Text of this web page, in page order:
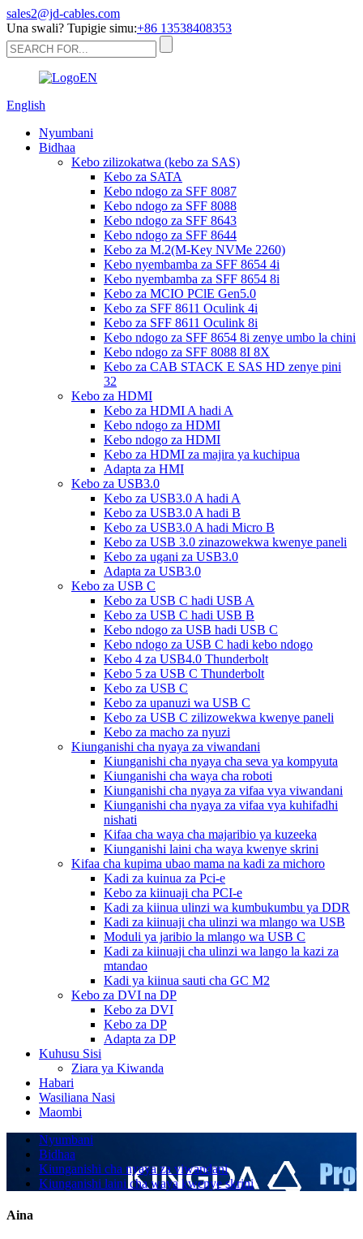
sales2@jd-cables.com
Una swali? Tupigie simu:+86 13538408353
English
Nyumbani
Bidhaa
Kebo zilizokatwa (kebo za SAS)
Kebo za SATA
Kebo ndogo za SFF 8087
Kebo ndogo za SFF 8088
Kebo ndogo za SFF 8643
Kebo ndogo za SFF 8644
Kebo za M.2(M-Key NVMe 2260)
Kebo nyembamba za SFF 8654 4i
Kebo nyembamba za SFF 8654 8i
Kebo za MCIO PClE Gen5.0
Kebo za SFF 8611 Oculink 4i
Kebo za SFF 8611 Oculink 8i
Kebo ndogo za SFF 8654 8i zenye umbo la chini
Kebo ndogo za SFF 8088 8I 8X
Kebo za CAB STACK E SAS HD zenye pini
32
Kebo za HDMI
Kebo za HDMI A hadi A
Kebo ndogo za HDMI
Kebo ndogo za HDMI
Kebo za HDMI za majira ya kuchipua
Adapta za HMI
Kebo za USB3.0
Kebo za USB3.0 A hadi A
Kebo za USB3.0 A hadi B
Kebo za USB3.0 A hadi Micro B
Kebo za USB 3.0 zinazowekwa kwenye paneli
Kebo za ugani za USB3.0
Adapta za USB3.0
Kebo za USB C
Kebo za USB C hadi USB A
Kebo za USB C hadi USB B
Kebo ndogo za USB hadi USB C
Kebo ndogo za USB C hadi kebo ndogo
Kebo 4 za USB4.0 Thunderbolt
Kebo 5 za USB C Thunderbolt
Kebo za USB C
Kebo za upanuzi wa USB C
Kebo za USB C zilizowekwa kwenye paneli
Kebo za macho za nyuzi
Kiunganishi cha nyaya za viwandani
Kiunganishi cha nyaya cha seva ya kompyuta
Kiunganishi cha waya cha roboti
Kiunganishi cha nyaya za vifaa vya viwandani
Kiunganishi cha nyaya za vifaa vya kuhifadhi
nishati
Kifaa cha waya cha majaribio ya kuzeeka
Kiunganishi laini cha waya kwenye skrini
Kifaa cha kupima ubao mama na kadi za michoro
Kadi za kuinua za Pci-e
Kebo za kiinuaji cha PCI-e
Kadi za kiinua ulinzi wa kumbukumbu ya DDR
Kadi za kiinuaji cha ulinzi wa mlango wa USB
Moduli ya jaribio la mlango wa USB C
Kadi za kiinuaji cha ulinzi wa lango la kazi za
mtandao
Kadi ya kiinua sauti cha GC M2
Kebo za DVI na DP
Kebo za DVI
Kebo za DP
Adapta za DP
Kuhusu Sisi
Ziara ya Kiwanda
Habari
Wasiliana Nasi
Maombi
Nyumbani
Bidhaa
Kiunganishi cha nyaya za viwandani
Kiunganishi laini cha waya kwenye skrini
Aina